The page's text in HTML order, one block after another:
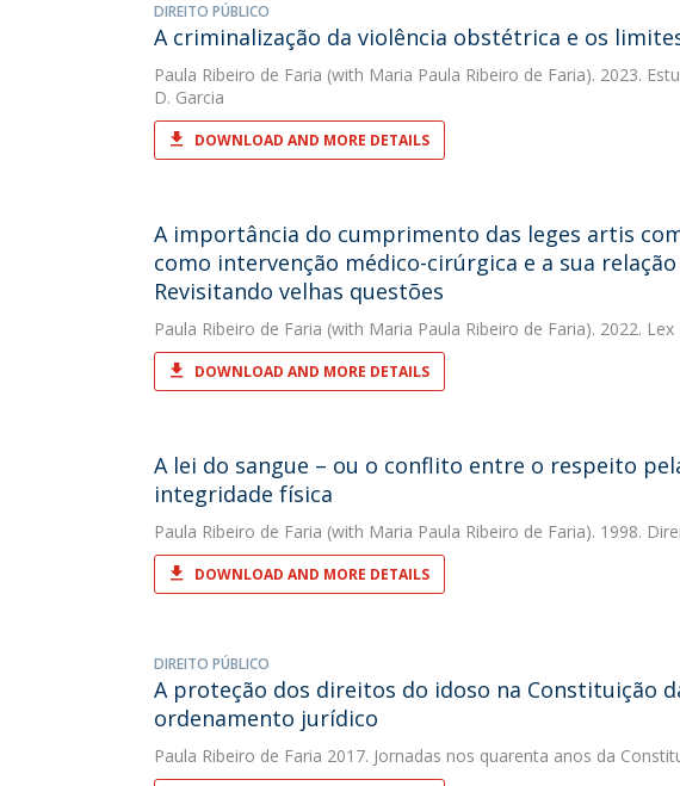
DIREITO PÚBLICO
A criminalização da violência obstétrica e os
Paula Ribeiro de Faria (with Maria Paula Ribeiro de Faria). 2023.
D. Garcia
DOWNLOAD AND MORE DETAILS
A importância do cumprimento das leges artis
como intervenção médico-cirúrgica e a sua
Revisitando velhas questões
Paula Ribeiro de Faria (with Maria Paula Ribeiro de Faria). 2022. Lex
DOWNLOAD AND MORE DETAILS
A lei do sangue – ou o conflito entre o respeito
integridade física
Paula Ribeiro de Faria (with Maria Paula Ribeiro de Faria). 1998.
DOWNLOAD AND MORE DETAILS
DIREITO PÚBLICO
A proteção dos direitos do idoso na Constituição
ordenamento jurídico
Paula Ribeiro de Faria 2017. Jornadas nos quarenta anos da